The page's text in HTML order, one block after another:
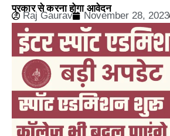
प्रकार से करना होगा आवेदन
Raj Gaurav November 28, 2023